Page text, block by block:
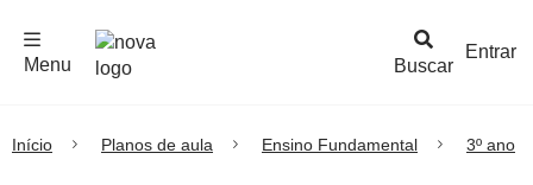
Buscar
Menu
Entrar
Início Planos de aula Ensino Fundamental 3º ano